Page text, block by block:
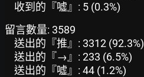
收到的『噓』: 5 (0.3%)
留言數量: 3589
送出的『推』: 3312 (92.3%)
送出的『→』: 233 (6.5%)
送出的『噓』: 44 (1.2%)